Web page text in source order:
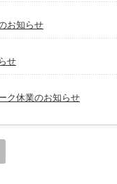
お知らせ
せ
ク休業のお知らせ